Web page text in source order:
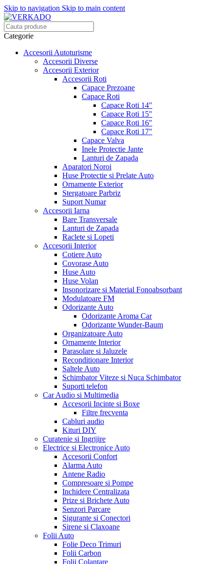
Skip to navigation Skip to main content
Categorie
Accesorii Autoturisme
Accesorii Diverse
Accesorii Exterior
Accesorii Roti
Capace Prezoane
Capace Roti
Capace Roti 14"
Capace Roti 15"
Capace Roti 16"
Capace Roti 17"
Capace Valva
Inele Protectie Jante
Lanturi de Zapada
Aparatori Noroi
Huse Protectie si Prelate Auto
Ornamente Exterior
Stergatoare Parbriz
Suport Numar
Accesorii Iarna
Bare Transversale
Lanturi de Zapada
Raclete si Lopeti
Accesorii Interior
Cotiere Auto
Covorase Auto
Huse Auto
Huse Volan
Insonorizare si Material Fonoabsorbant
Modulatoare FM
Odorizante Auto
Odorizante Aroma Car
Odorizante Wunder-Baum
Organizatoare Auto
Ornamente Interior
Parasolare si Jaluzele
Reconditionare Interior
Saltele Auto
Schimbator Viteze si Nuca Schimbator
Suporti telefon
Car Audio si Multimedia
Accesorii Incinte si Boxe
Filtre frecventa
Cabluri audio
Kituri DIY
Curatenie si Ingrijire
Electrice si Electronice Auto
Accesorii Confort
Alarma Auto
Antene Radio
Compresoare si Pompe
Inchidere Centralizata
Prize si Brichete Auto
Senzori Parcare
Sigurante si Conectori
Sirene si Claxoane
Folii Auto
Folie Deco Trimuri
Folii Carbon
Folii Colantare